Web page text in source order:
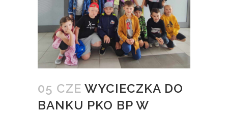
05 CZE WYCIECZKA DO
BANKU PKO BP W